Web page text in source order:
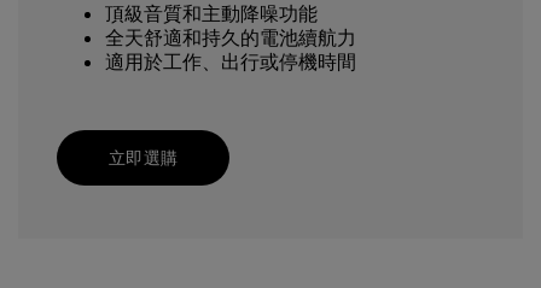
頂級音質和主動降噪功能
全天舒適和持久的電池續航力
適用於工作、出行或停機時間
立即選購